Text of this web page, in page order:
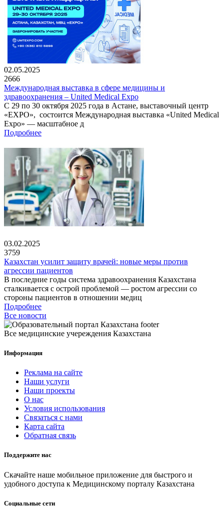
02.05.2025
2666
Международная выставка в сфере медицины и
здравоохранения – United Medical Expo
С 29 по 30 октября 2025 года в Астане, выставочный центр
«EXPO», состоится Международная выставка «United Medical
Expo» — масштабное д
Подробнее
03.02.2025
3759
Казахстан усилит защиту врачей: новые меры против
агрессии пациентов
В последние годы система здравоохранения Казахстана
сталкивается с острой проблемой — ростом агрессии со
стороны пациентов в отношении медиц
Подробнее
Все новости
Все медицинские учереждения Казахстана
Информация
Реклама на сайте
Наши услуги
Наши проекты
О нас
Условия использования
Связаться с нами
Карта сайта
Обратная связь
Поддержите нас
Скачайте наше мобильное приложение для быстрого и
удобного доступа к Медицинскому порталу Казахстана
Социальные сети